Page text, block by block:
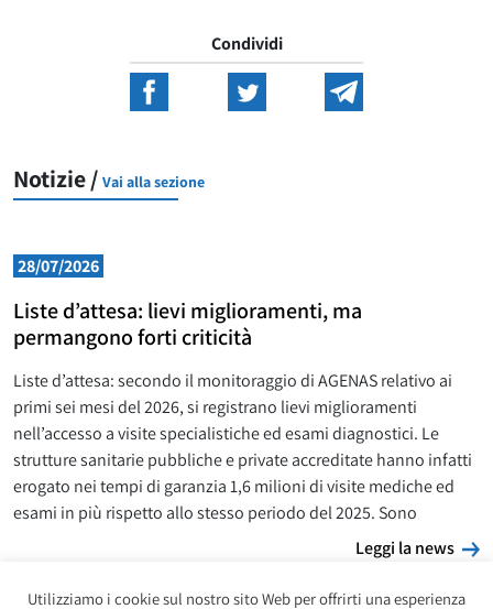
Condividi
Notizie / Vai alla sezione
28/07/2026
Liste d’attesa: lievi miglioramenti, ma
permangono forti criticità
Liste d’attesa: secondo il monitoraggio di AGENAS relativo ai
primi sei mesi del 2026, si registrano lievi miglioramenti
nell’accesso a visite specialistiche ed esami diagnostici. Le
strutture sanitarie pubbliche e private accreditate hanno infatti
erogato nei tempi di garanzia 1,6 milioni di visite mediche ed
esami in più rispetto allo stesso periodo del 2025. Sono
Leggi la news
Utilizziamo i cookie sul nostro sito Web per offrirti una esperienza